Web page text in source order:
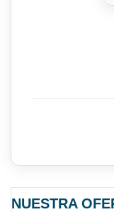
NUESTRA